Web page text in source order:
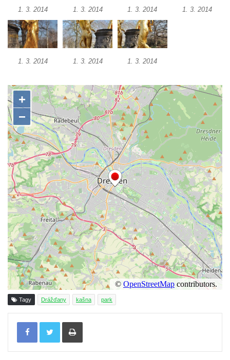
nad Vltavou
Kašna se sochou Voda u Palackého ulice v
Chomutově
Kašna v parku před Základní školou
Kašna na domě Stallburg v Kyselce
Fontána poblíž kruhového objezdu v České
Kamenici
Kašna pramene Žába v Kamenickém
Šenově
Kašna pramene Antala Staška na Riegrově
stezce u Spálova
Kašna před bývalým hotelem lázní Karlovo
údolí u Šluknova
Cechovní kašna v Kamenné ulici v Chebu
Kašna na náměstí Dr. E. Beneše v Jirkově
Kašna se sochou Odyssea na zámku
Červený Hrádek
Kašna se sochou Polyfema na zámku
Červený Hrádek
zahradě v Praze
Valdštejnské zahradě v Praze
1. 3. 2014 1. 3. 2014 1. 3. 2014 1. 3. 2014
1. 3. 2014 1. 3. 2014 1. 3. 2014
Tagy Drážďany kašna park
Tisknout